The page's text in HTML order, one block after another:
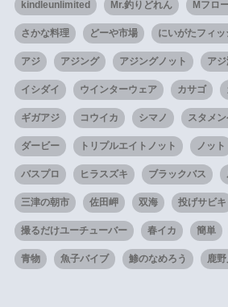
kindleunlimited Mr.釣りどれん Mフロ
さかな料理 どーや市場 にいがたフィ
アジ アジング アジングノット ア
イシダイ ウインターウェア カサゴ
ギガアジ コウイカ シマノ スタメ
ダービー トリプルエイトノット ノット
バスプロ ヒラスズキ ブラックバス
三津の朝市 佐田岬 双海 投げサビキ
撮るだけユーチューバー 春イカ 簡単
青物 魚子バイブ 鯵のなめろう 鹿